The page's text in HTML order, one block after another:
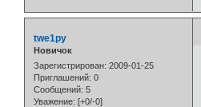
twe1py
Новичок
Зарегистрирован: 2009-01-25
Приглашений: 0
Сообщений: 5
Уважение: [+0/-0]